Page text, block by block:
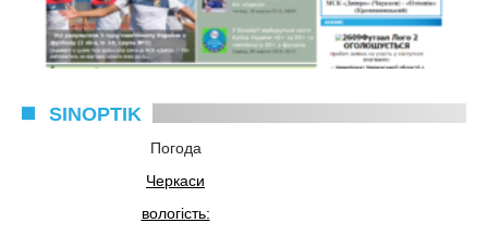
SINOPTIK
Погода
Черкаси
вологість: